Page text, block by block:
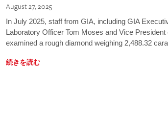
August 27, 2025
In July 2025, staff from GIA, including GIA
Laboratory Officer Tom Moses and Vice
examined a rough diamond weighing 2,488.32
続きを読む